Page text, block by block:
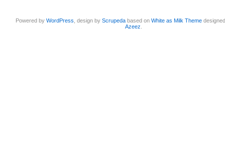
Powered byWordPress , design byScrupeda based onWhite as Milk Theme
Azeez